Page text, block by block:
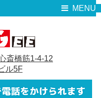
MENU
斎橋筋1-4-12
ル5F